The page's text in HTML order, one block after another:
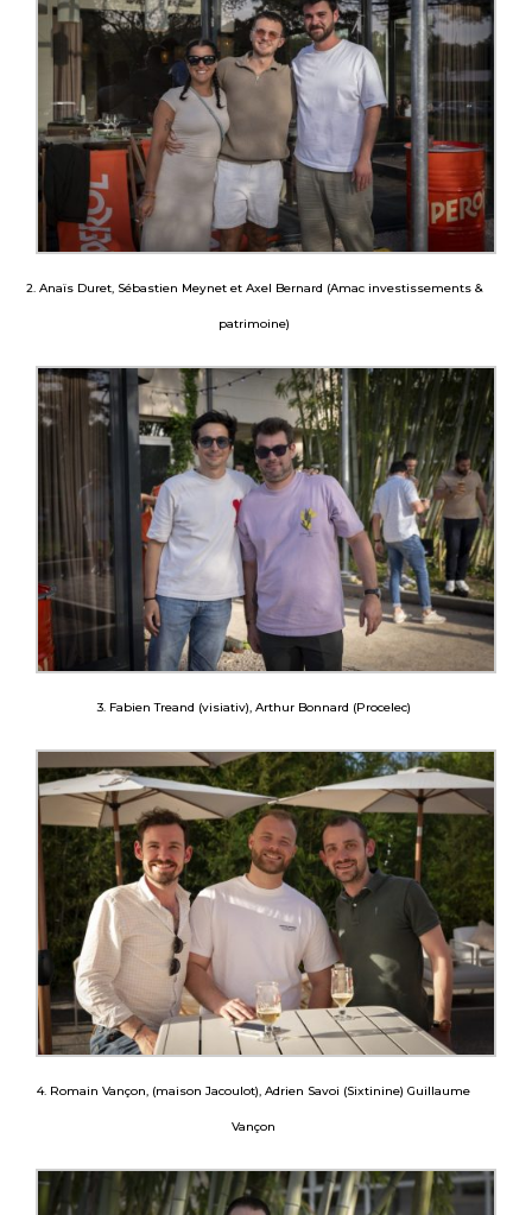
2. Anaïs Duret, Sébastien Meynet et Axel Bernard (Amac investissements &
patrimoine)
3. Fabien Treand (visiativ), Arthur Bonnard (Procelec)
4. Romain Vançon, (maison Jacoulot), Adrien Savoi (Sixtinine) Guillaume
Vançon